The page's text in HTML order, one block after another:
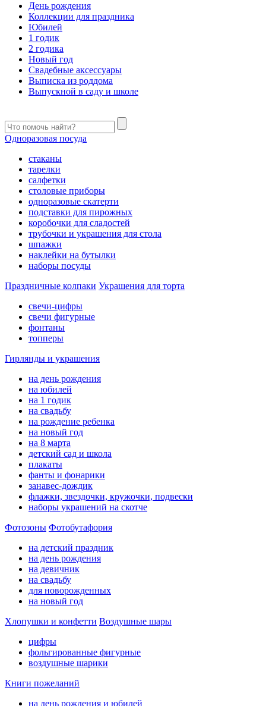
День рождения
Коллекции для праздника
Юбилей
1 годик
2 годика
Новый год
Свадебные аксессуары
Выписка из роддома
Выпускной в саду и школе
Одноразовая посуда
стаканы
тарелки
салфетки
столовые приборы
одноразовые скатерти
подставки для пирожных
коробочки для сладостей
трубочки и украшения для стола
шпажки
наклейки на бутылки
наборы посуды
Праздничные колпаки Украшения для торта
свечи-цифры
свечи фигурные
фонтаны
топперы
Гирлянды и украшения
на день рождения
на юбилей
на 1 годик
на свадьбу
на рождение ребенка
на новый год
на 8 марта
детский сад и школа
плакаты
фанты и фонарики
занавес-дождик
флажки, звездочки, кружочки, подвески
наборы украшений на скотче
Фотозоны Фотобутафория
на детский праздник
на день рождения
на девичник
на свадьбу
для новорожденных
на новый год
Хлопушки и конфетти Воздушные шары
цифры
фольгированные фигурные
воздушные шарики
Книги пожеланий
на день рождения и юбилей